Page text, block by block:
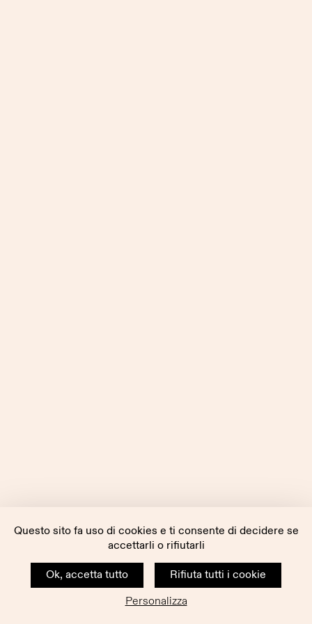
Questo sito fa uso di cookies e ti consente di decidere se
accettarli o rifiutarli
Ok, accetta tutto
Rifiuta tutti i cookie
Personalizza